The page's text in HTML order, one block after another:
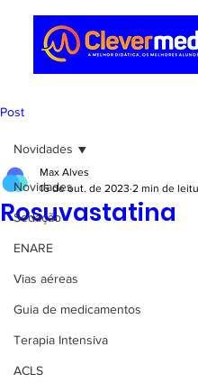
Post
Novidades
Sedação
ENARE
Vias aéreas
Guia de medicamentos
Terapia Intensiva
ACLS
Novidades
Rosuvastatina
Max Alves
16 de out. de 2023 2 min de